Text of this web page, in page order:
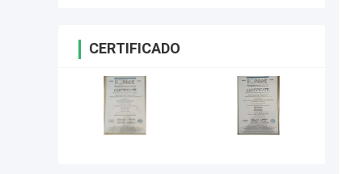
CERTIFICADO